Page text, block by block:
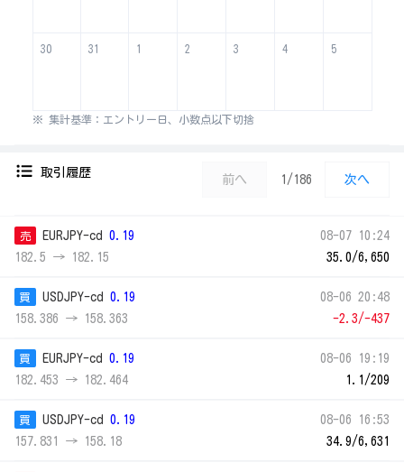
30 31 1 2 3 4 5
※ 集計基準：エントリー日、小数点以下切捨
取引履歴
前へ 1/186 次へ
売 EURJPY-cd
0.19
182.5 → 182.15
08-07 10:24
35.0/6,650
買 USDJPY-cd
0.19
158.386 → 158.363
08-06 20:48
-2.3/-437
買 EURJPY-cd
0.19
182.453 → 182.464
08-06 19:19
1.1/209
買 USDJPY-cd
0.19
157.831 → 158.18
08-06 16:53
34.9/6,631